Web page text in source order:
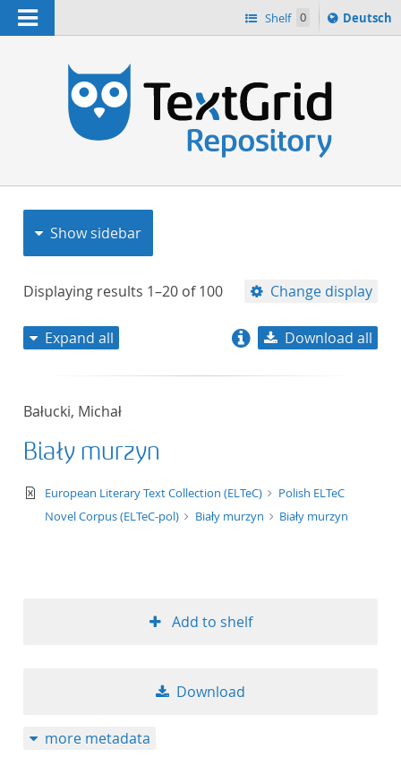
Navigation Shelf 0
Sprache
ï¿½ndern
Deutsch
Show sidebar
Displaying results 1–20 of100 Change display
format ascending
Expand all Download all
Bałucki, Michał
Biały murzyn
text/xml
European Literary Text Collection (ELTeC)
Polish ELTeC
Novel Corpus (ELTeC-pol)
Biały murzyn Biały murzyn
Add to shelf
Download
more metadata